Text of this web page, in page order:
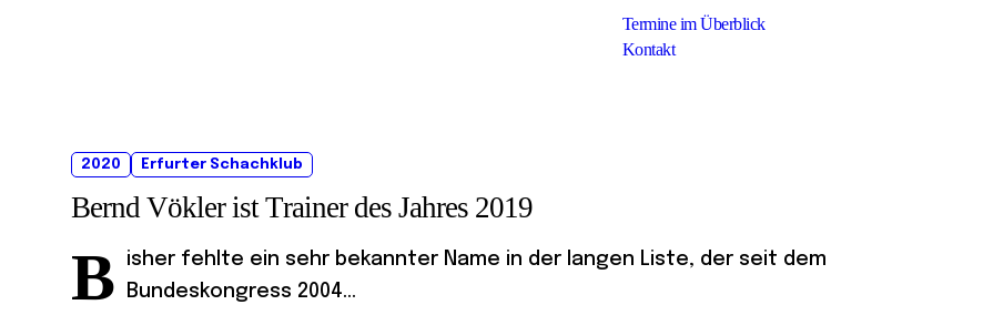
Termine im Überblick
Kontakt
2020 Erfurter Schachklub
Bernd Vökler ist Trainer des Jahres 2019
B
isher fehlte ein sehr bekannter Name in der langen Liste, der seit dem
Bundeskongress 2004...